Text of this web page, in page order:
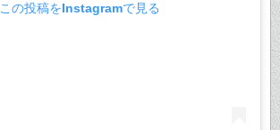
この投稿をInstagramで見る